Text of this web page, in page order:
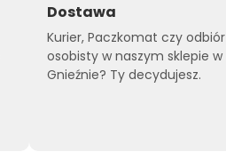
Dostawa
Kurier, Paczkomat czy odbiór
osobisty w naszym sklepie w
Gnieźnie? Ty decydujesz.